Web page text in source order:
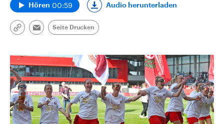
Hören 00:59 Audio herunterladen
Link
Email
Seite Drucken